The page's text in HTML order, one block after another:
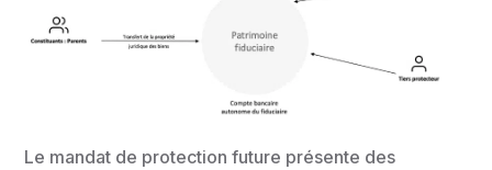
Le mandat de protection future présente des